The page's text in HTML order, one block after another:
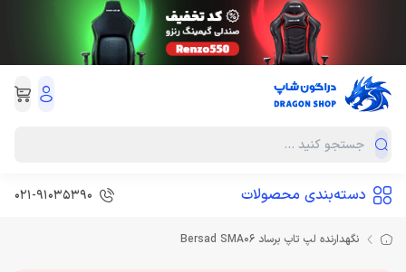
دسته‌بندی محصولات 021-91035390
نگهدارنده لپ تاپ برساد Bersad SMA06